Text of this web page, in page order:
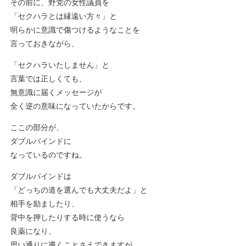
その前に、野党の女性議員を
「セクハラとは縁遠い方々」と
明らかに意識で傷つけるようなことを
言っておきながら、
「セクハラいたしません」と
言葉では正しくても、
無意識に届くメッセージが
全く逆の意味になっていたからです。
ここの部分が、
ダブルバインドに
なっているのですね。
ダブルバインドは
「どっちの道を選んでも大丈夫だよ」と
相手を励ましたり、
背中を押したりする時に使うなら
良薬になり、